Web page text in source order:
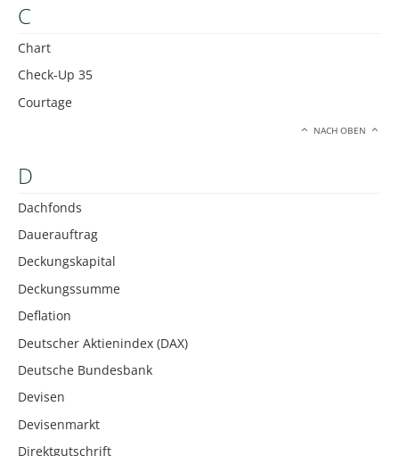
C
Chart
Check-Up 35
Courtage
NACH OBEN
D
Dachfonds
Dauerauftrag
Deckungskapital
Deckungssumme
Deflation
Deutscher Aktienindex (DAX)
Deutsche Bundesbank
Devisen
Devisenmarkt
Direktgutschrift